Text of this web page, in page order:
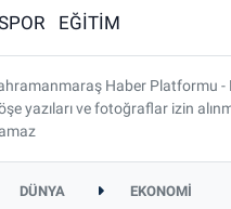
EĞİTİM
Haber Platformu
yazıları ve fotoğraflar izin
DÜNYA
EKONOMİ